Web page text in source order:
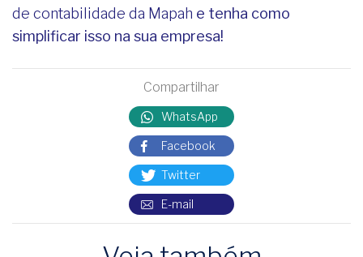
de contabilidade da Mapah e tenha como
simplificar isso na sua empresa!
Compartilhar
WhatsApp
Facebook
Twitter
E-mail